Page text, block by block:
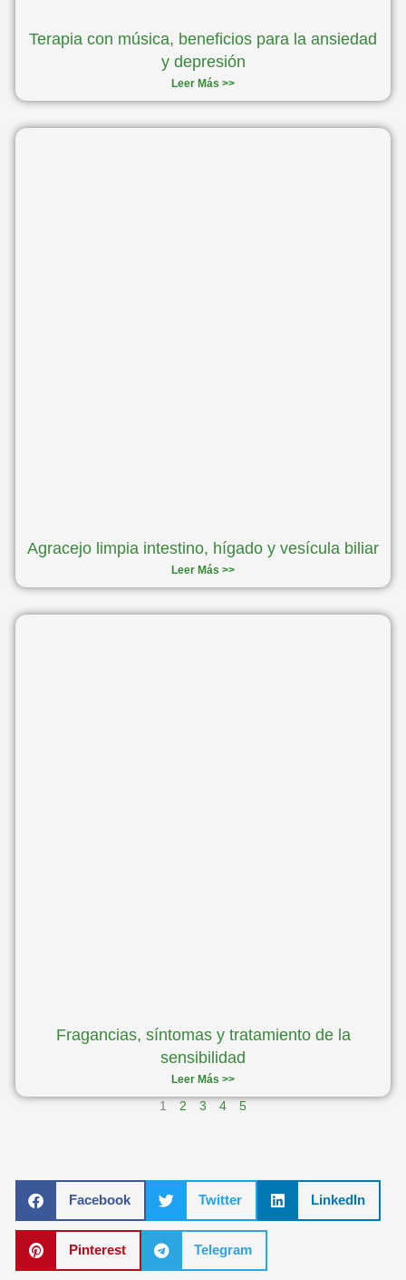
Terapia con música, beneficios para la ansiedad
y depresión
Leer Más >>
Agracejo limpia intestino, hígado y vesícula biliar
Leer Más >>
Fragancias, síntomas y tratamiento de la
sensibilidad
Leer Más >>
1 2 3 4 5
Facebook Twitter LinkedIn
Pinterest Telegram